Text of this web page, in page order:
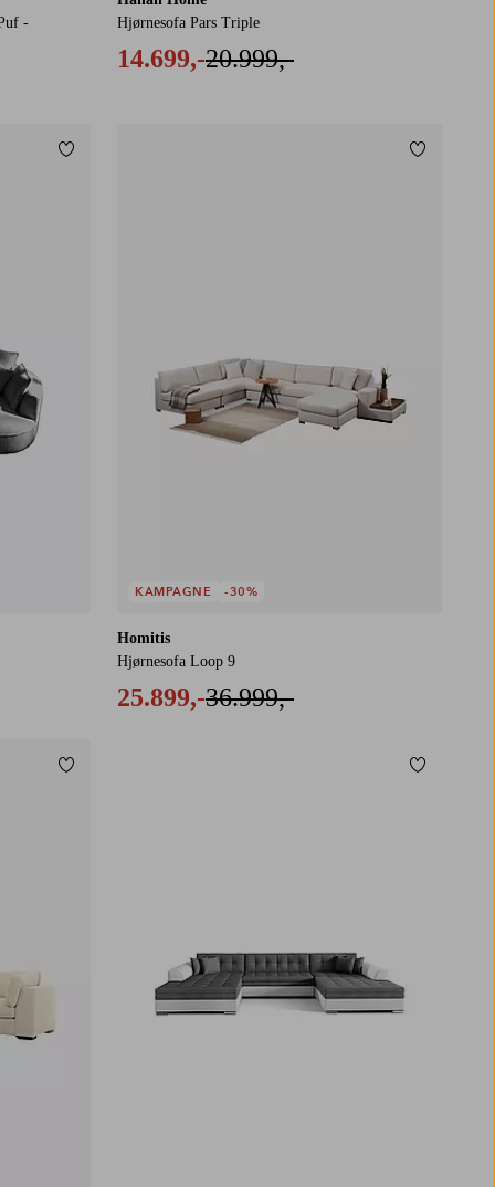
-
Hjørnesofa Pars Triple
14.699,-20.999,-
Tilføj til favoritter
Homitis
Hjørnesofa Loop 9
25.899,-36.999,-
KAMPAGNE -30%
Tilføj til
Tilføj til favoritter Tilføj til